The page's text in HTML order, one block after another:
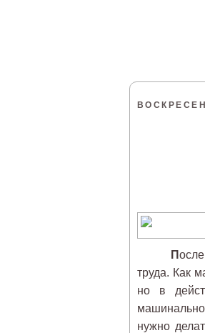
П
труда. Как
но в
нужно